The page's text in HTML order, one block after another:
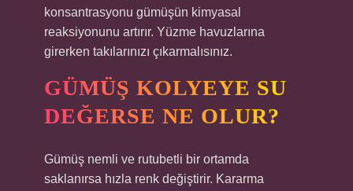
konsantrasyonu gümüşün kimyasal
reaksiyonunu artırır. Yüzme havuzlarına
girerken takılarınızı çıkarmalısınız.
GÜMÜŞ KOLYEYE SU
DEĞERSE NE OLUR?
Gümüş nemli ve rutubetli bir ortamda
saklanırsa hızla renk değiştirir. Kararma